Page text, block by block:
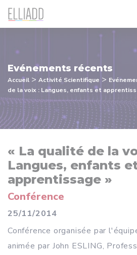
Evénements récents
Accueil > Activité Scientifique >
de la voix : Langues, enfants et
« La qualité de la
Langues, enfants
apprentissage »
Conférence
25/11/2014
Conférence organisée par
animée par John ESLING,
Panneau de gestion des cookies